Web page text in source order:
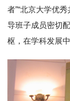
者”“北京大学优
导班子成员密切
枢，在学科发展